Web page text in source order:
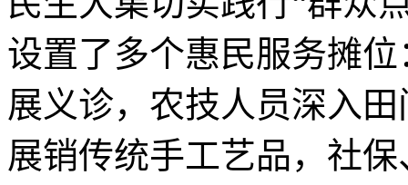
设置了多个惠民服务摊
展义诊，农技人员深入
展销传统手工艺品，社